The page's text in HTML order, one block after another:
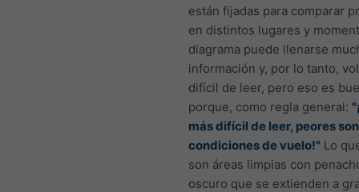
están fijadas para comparar
en distintos lugares y
diagrama puede llenarse
información y, por lo tanto,
difícil de leer, pero eso es
porque, como regla general:
más difícil de leer, peores
condiciones de vuelo!" Lo
son áreas limpias con
oscuro que se extienden a